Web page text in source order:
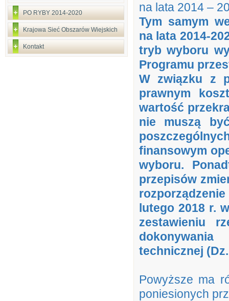
PO RYBY 2014-2020
Krajowa Sieć Obszarów Wiejskich
Kontakt
na lata 2014 –
Tym samym
na lata 2014-
tryb wyboru
Programu
W związku z
prawnym
wartość
nie muszą
finansowym
wyboru.
przepisów
lutego 2018 r.
zestawieniu
technicznej
Powyższe ma
poniesionych